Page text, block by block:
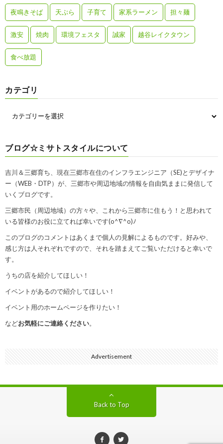
夜鳴きそば 天ぷら 子育て 家系ラーメン 担々麺
激安 焼肉 環境フェスタ 誠家 越谷レイクタウン
食べ放題
カテゴリ
ブログ☆ミサトスタイルについて
吉川＆三郷育ち、現在三郷市在住のインフラエンジニア（SE)とデザイナ
ー（WEB・DTP）が、三郷市や周辺地域の情報を自由気ままに発信して
いくブログです。
三郷市民（周辺地域）の方々や、これから三郷市に住もう！と思われて
いる皆様のお役に立てれば幸いです(o^∇^o)ﾉ
このブログのコメントはあくまで個人の見解によるものです。好みや、
感じ方は人それぞれですので、それを踏まえてご覧いただけると幸いで
す。
うちの店を紹介してほしい！
イベントがあるので紹介してほしい！
イベント用のホームページを作りたい！
などお気軽にご連絡ください。
Advertisement
Back to Top